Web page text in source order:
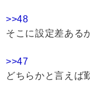
>>48
そこに設定差ある
>>47
どちらかと言えば